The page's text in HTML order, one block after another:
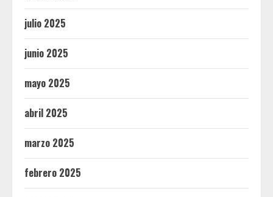
julio 2025
junio 2025
mayo 2025
abril 2025
marzo 2025
febrero 2025